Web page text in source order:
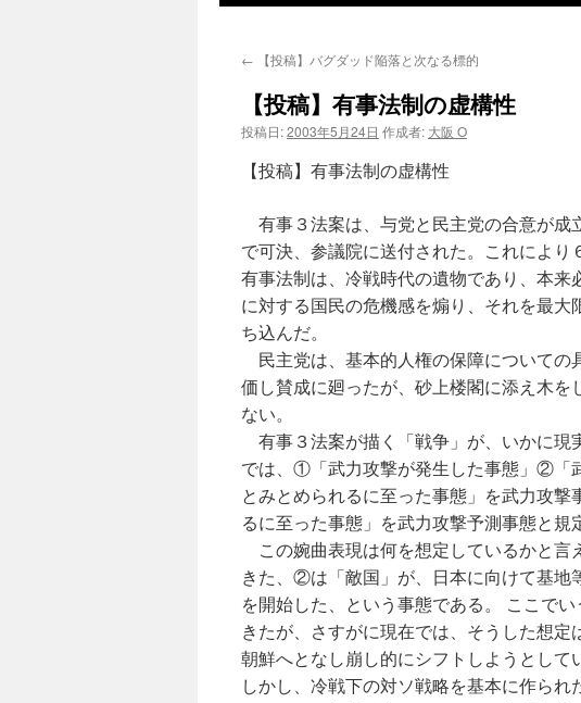
← 【投稿】バグダッド陥落と次なる標的
【投稿】有事法制の虚構性
投稿日:2003年5月24日 作成者: 大阪 O
【投稿】有事法制の虚構性
有事３法案は、与党と民主党の合意が成
で可決、参議院に送付された。これにより
有事法制は、冷戦時代の遺物であり、本
に対する国民の危機感を煽り、それを最
ち込んだ。
民主党は、基本的人権の保障についての
価し賛成に廻ったが、砂上楼閣に添え木
ない。
有事３法案が描く「戦争」が、いかに現
では、①「武力攻撃が発生した事態」②「
とみとめられるに至った事態」を武力攻
るに至った事態」を武力攻撃予測事態と規
この婉曲表現は何を想定しているかと言
きた、②は「敵国」が、日本に向けて基
を開始した、という事態である。 ここで
きたが、さすがに現在では、そうした想
朝鮮へとなし崩し的にシフトしようとして
しかし、冷戦下の対ソ戦略を基本に作ら